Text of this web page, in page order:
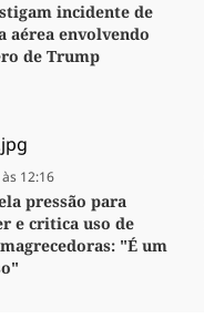
incidente de
aérea envolvendo
de Trump
12:16
pressão para
e critica uso de
"É um